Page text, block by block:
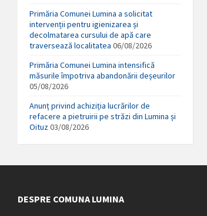
Primăria Comunei Lumina a solicitat
intervenții pentru igienizarea și
decolmatarea cursului de apă care
traversează localitatea 06/08/2026
Primăria Comunei Lumina intensifică
măsurile împotriva abandonării deșeurilor
05/08/2026
Anunț privind achiziția lucrărilor de
refacere a pietruirii pe străzi din Lumina și
Oituz 03/08/2026
DESPRE COMUNA LUMINA